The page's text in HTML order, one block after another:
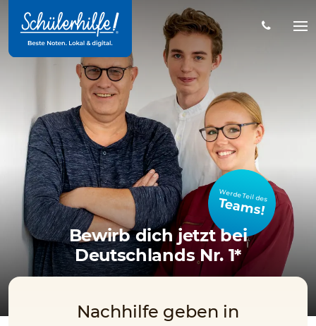
Hauptinhalt
Werde Teil des
Teams!
Bewirb dich jetzt bei
Deutschlands Nr. 1*
Nachhilfe geben in